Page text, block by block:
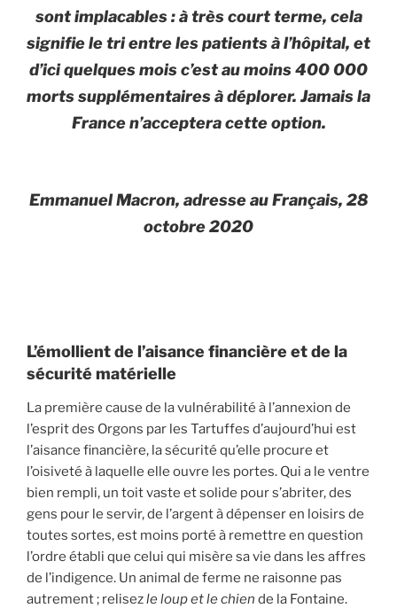
sont implacables : à très court terme, cela
signifie le tri entre les patients à l’hôpital, et
d’ici quelques mois c’est au moins 400 000
morts supplémentaires à déplorer. Jamais la
France n’acceptera cette option.
Emmanuel Macron, adresse au Français, 28
octobre 2020
L’émollient de l’aisance financière et de la
sécurité matérielle
La première cause de la vulnérabilité à l’annexion de
l’esprit des Orgons par les Tartuffes d’aujourd’hui est
l’aisance financière, la sécurité qu’elle procure et
l’oisiveté à laquelle elle ouvre les portes. Qui a le ventre
bien rempli, un toit vaste et solide pour s’abriter, des
gens pour le servir, de l’argent à dépenser en loisirs de
toutes sortes, est moins porté à remettre en question
l’ordre établi que celui qui misère sa vie dans les affres
de l’indigence. Un animal de ferme ne raisonne pas
autrement ; relisezle loup et le chien de la Fontaine.